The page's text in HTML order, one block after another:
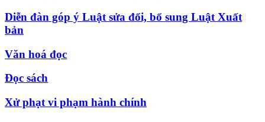
Diễn đàn góp ý Luật sửa đổi, bổ sung Luật Xuất
bản
Văn hoá đọc
Đọc sách
Xử phạt vi phạm hành chính